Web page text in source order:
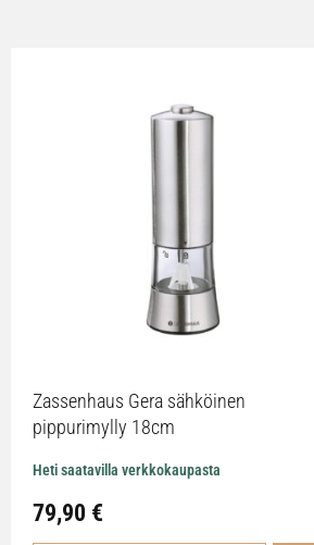
Zassenhaus Gera sähköinen
pippurimylly 18cm
Heti saatavilla verkkokaupasta
79,90 €